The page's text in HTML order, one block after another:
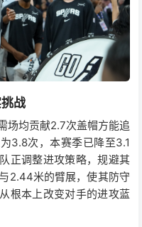
战
场均贡献2.7次盖帽方能追
3.8次，本赛季已降至3.1
正调整进攻策略，规避其
2.44米的臂展，使其防守
根本上改变对手的进攻蓝